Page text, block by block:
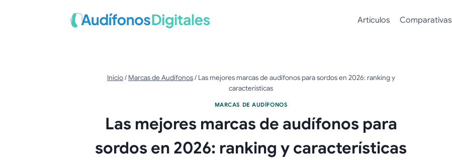
Artículos Comparativas
Inicio/ Marcas de Audífonos/ Las mejores marcas de audífonos para sordos en 2026: ranking y
características
MARCAS DE AUDÍFONOS
Las mejores marcas de audífonos para
sordos en 2026: ranking y características